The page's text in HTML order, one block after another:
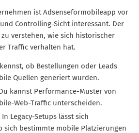
ist Adsenseformobileapp vor
Controlling-Sicht interessant. Der
verstehen, wie sich historischer
Traffic verhalten hat.
ob Bestellungen oder Leads
Quellen generiert wurden.
kannst Performance-Muster von
Web-Traffic unterscheiden.
In Legacy-Setups lässt sich
sich bestimmte mobile Platzierungen